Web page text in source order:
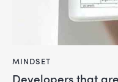
MINDSET
Developers that